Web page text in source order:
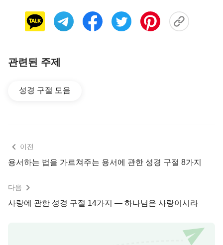
너는 말씀을 전파하라 때를 얻든지 못 얻든지 항상
히브리서 10:36
너희에게 인내가 필요함은 너희가 하나님의 뜻을
행한 후에 약속을 받기 위함이라
관련된 주제
성경 구절 모음
이전
용서하는 법을 가르쳐주는 용서에 관한 성경 구절 8가지
다음
사랑에 관한 성경 구절 14가지 — 하나님은 사랑이시라